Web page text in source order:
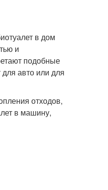
в дом
и
подобные
авто или для
отходов,
в машину,